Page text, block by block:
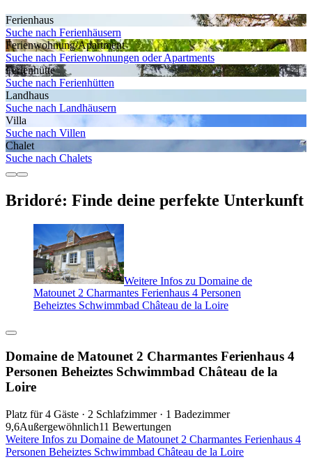
Ferienhaus
Suche nach Ferienhäusern
Ferienwohnung/Apartment
Suche nach Ferienwohnungen oder Apartments
Ferienhütte
Suche nach Ferienhütten
Landhaus
Suche nach Landhäusern
Villa
Suche nach Villen
Chalet
Suche nach Chalets
Bridoré: Finde deine perfekte Unterkunft
Weitere Infos zu Domaine de
Matounet 2 Charmantes Ferienhaus 4 Personen
Beheiztes Schwimmbad Château de la Loire
Domaine de Matounet 2 Charmantes Ferienhaus 4
Personen Beheiztes Schwimmbad Château de la
Loire
Platz für 4 Gäste · 2 Schlafzimmer · 1 Badezimmer
9,6Außergewöhnlich11 Bewertungen
Weitere Infos zu Domaine de Matounet 2 Charmantes Ferienhaus 4
Personen Beheiztes Schwimmbad Château de la Loire